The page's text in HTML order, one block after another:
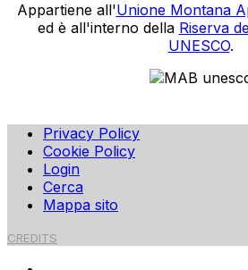
Appartiene all'Unione Montana
ed è all'interno della Riserva
UNESCO.
Privacy Policy
Cookie Policy
Login
Cerca
Mappa sito
CREDITS